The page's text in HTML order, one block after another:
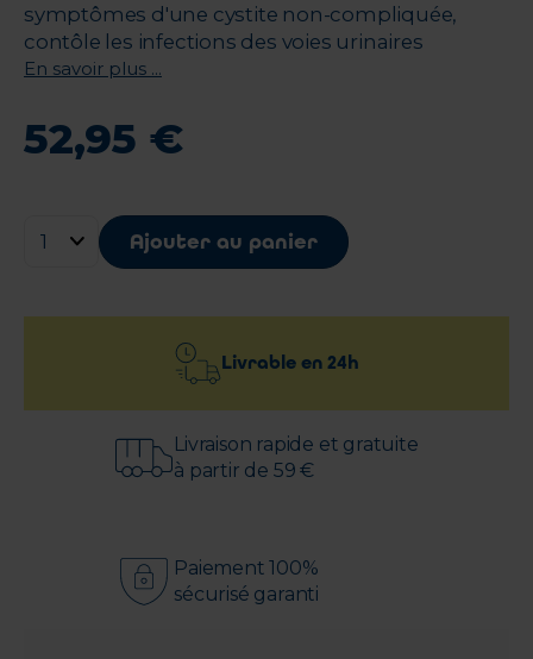
symptômes d'une cystite non-compliquée,
contôle les infections des voies urinaires
En savoir plus ...
52,95 €
Ajouter au panier
Livrable en 24h
Livraison rapide et gratuite
à partir de 59 €
Paiement 100%
sécurisé garanti